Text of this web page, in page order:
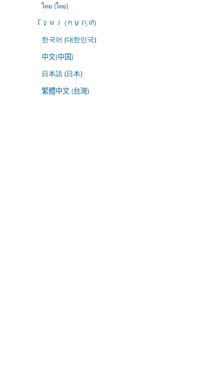
ไทย (ไทย)
ខ្មែរ (កម្ពុជា)
한국어 (대한민국)
中文(中国)
日本語 (日本)
繁體中文 (台灣)